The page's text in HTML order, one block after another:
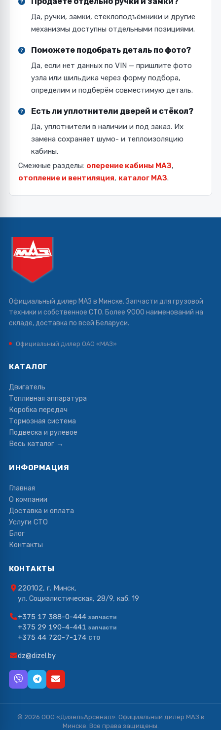
Да, ручки, замки, стеклоподъёмники и другие
механизмы доступны отдельными позициями.
Поможете подобрать деталь по фото?
Да, если нет данных по VIN — пришлите фото
узла или шильдика через форму подбора,
определим и подберём совместимую деталь.
Есть ли уплотнители дверей и стёкол?
Да, уплотнители в наличии и под заказ. Их
замена сохраняет шумо- и теплоизоляцию
кабины.
Смежные разделы: оперение кабины МАЗ,
отопление и вентиляция, каталог МАЗ.
Официальный дилер МАЗ в Минске. Запчасти для грузовой
техники и собственное СТО. Более 9000 наименований на
складе, доставка по всей Беларуси.
Официальный дилер ОАО «МАЗ»
КАТАЛОГ
Двигатель
Топливная аппаратура
Коробка передач
Тормозная система
Подвеска и рулевое
Весь каталог →
ИНФОРМАЦИЯ
Главная
О компании
Доставка и оплата
Услуги СТО
Блог
Контакты
КОНТАКТЫ
220102, г. Минск,
ул. Социалистическая, 28/9, каб. 19
+375 17 388-0-444 запчасти
+375 29 190-4-441 запчасти
+375 44 720-7-174 СТО
dz@dizel.by
© 2026 ООО «ДизельАрсенал». Официальный дилер МАЗ в
Минске. Все права защищены.